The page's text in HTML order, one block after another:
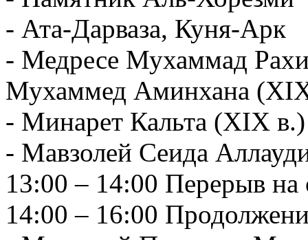
- Ата-Дарваза, Куня-Арк
- Медресе Мухаммад
Мухаммед Аминхана
- Минарет Кальта (XIX в.)
- Мавзолей Сеида
13:00 – 14:00 Перерыв на
14:00 – 16:00